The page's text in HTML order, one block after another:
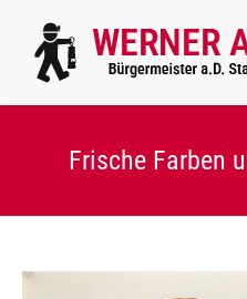
Frische Farben